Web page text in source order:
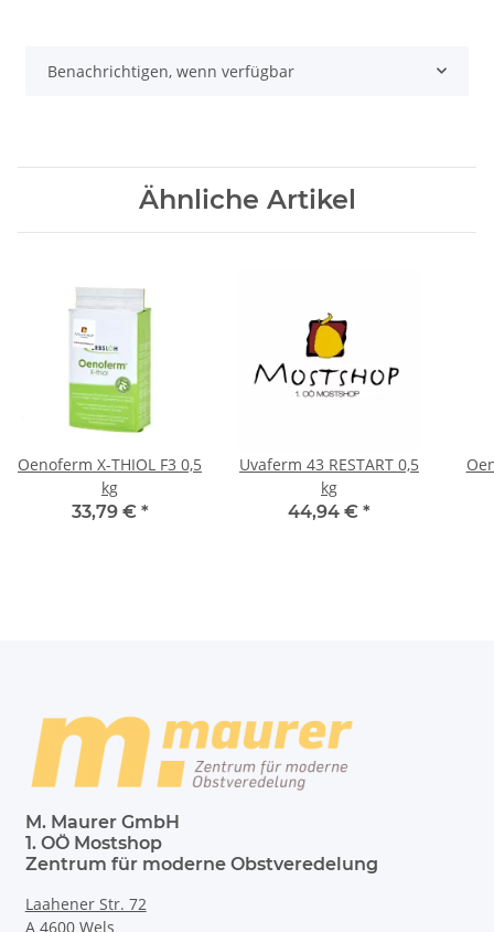
Benachrichtigen, wenn verfügbar
Ähnliche Artikel
Oenoferm X-THIOL F3 0,5
kg
33,79 € *
Uvaferm 43 RESTART 0,5
kg
44,94 € *
M. Maurer GmbH
1. OÖ Mostshop
Zentrum für moderne Obstveredelung
Laahener Str. 72
A 4600 Wels